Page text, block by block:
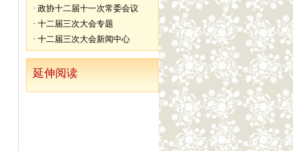
·政协十二届十一次常委会议
·十二届三次大会专题
·十二届三次大会新闻中心
延伸阅读